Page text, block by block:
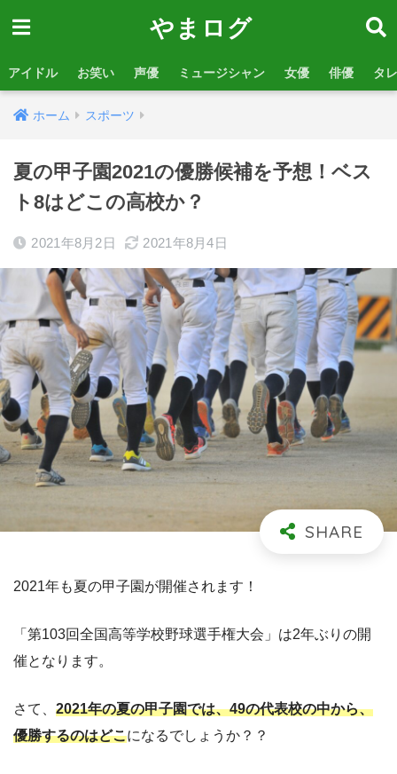
やまログ
アイドル お笑い 声優 ミュージシャン 女優 俳優 タ
ホーム スポーツ
夏の甲子園2021の優勝候補を予想！ベス
ト8はどこの高校か？
2021年8月2日 2021年8月4日
2021年も夏の甲子園が開催されます！
「第103回全国高等学校野球選手権大会」は2年ぶりの開
催となります。
さて、 2021年の夏の甲子園では、49の代表校の中から、
優勝するのはどこになるでしょうか？？